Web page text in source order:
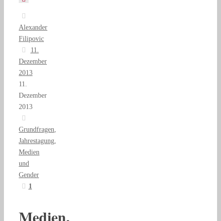
Alexander
Filipovic
11.
Dezember
2013
11.
Dezember
2013
Grundfragen
Jahrestagung
Medien
und
Gender
1
Medien,